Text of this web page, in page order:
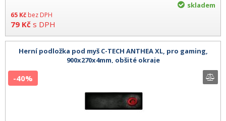
65 Kč bez DPH
79 Kč s DPH
skladem
Herní podložka pod myš C-TECH ANTHEA XL, pro gaming,
900x270x4mm, obšité okraje
-40%